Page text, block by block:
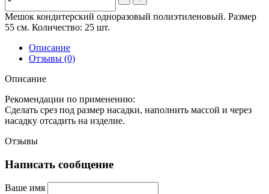
Мешок кондитерский одноразовый полиэтиленовый. Размер
55 см. Количество: 25 шт.
Описание
Отзывы (0)
Описание
Рекомендации по применению:
Сделать срез под размер насадки, наполнить массой и через
насадку отсадить на изделие.
Отзывы
Написать сообщение
Ваше имя